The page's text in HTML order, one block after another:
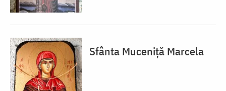
Sfânta Muceniță Marcela